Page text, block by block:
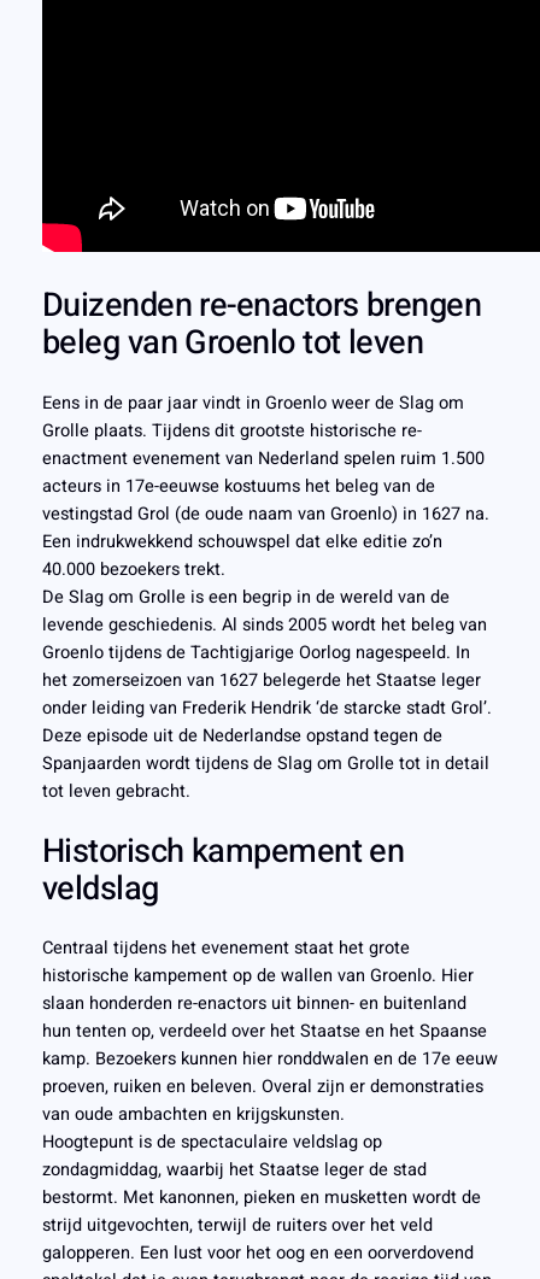
Duizenden re-enactors brengen
beleg van Groenlo tot leven
Eens in de paar jaar vindt in Groenlo weer de Slag om
Grolle plaats. Tijdens dit grootste historische re-
enactment evenement van Nederland spelen ruim 1.500
acteurs in 17e-eeuwse kostuums het beleg van de
vestingstad Grol (de oude naam van Groenlo) in 1627 na.
Een indrukwekkend schouwspel dat elke editie zo’n
40.000 bezoekers trekt.
De Slag om Grolle is een begrip in de wereld van de
levende geschiedenis. Al sinds 2005 wordt het beleg van
Groenlo tijdens de Tachtigjarige Oorlog nagespeeld. In
het zomerseizoen van 1627 belegerde het Staatse leger
onder leiding van Frederik Hendrik ‘de starcke stadt Grol’.
Deze episode uit de Nederlandse opstand tegen de
Spanjaarden wordt tijdens de Slag om Grolle tot in detail
tot leven gebracht.
Historisch kampement en
veldslag
Centraal tijdens het evenement staat het grote
historische kampement op de wallen van Groenlo. Hier
slaan honderden re-enactors uit binnen- en buitenland
hun tenten op, verdeeld over het Staatse en het Spaanse
kamp. Bezoekers kunnen hier ronddwalen en de 17e eeuw
proeven, ruiken en beleven. Overal zijn er demonstraties
van oude ambachten en krijgskunsten.
Hoogtepunt is de spectaculaire veldslag op
zondagmiddag, waarbij het Staatse leger de stad
bestormt. Met kanonnen, pieken en musketten wordt de
strijd uitgevochten, terwijl de ruiters over het veld
galopperen. Een lust voor het oog en een oorverdovend